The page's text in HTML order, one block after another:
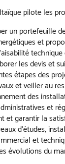
pilote les
un portefeuille
et
les devis et
étapes des
et veiller au
des
et
et garantir la
d’études,
et
évolutions du